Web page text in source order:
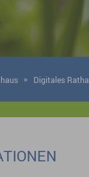
Digitales